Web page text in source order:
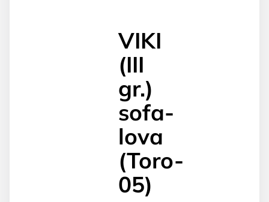
VIKI
(III
gr.)
sofa-
lova
(Toro-
05)